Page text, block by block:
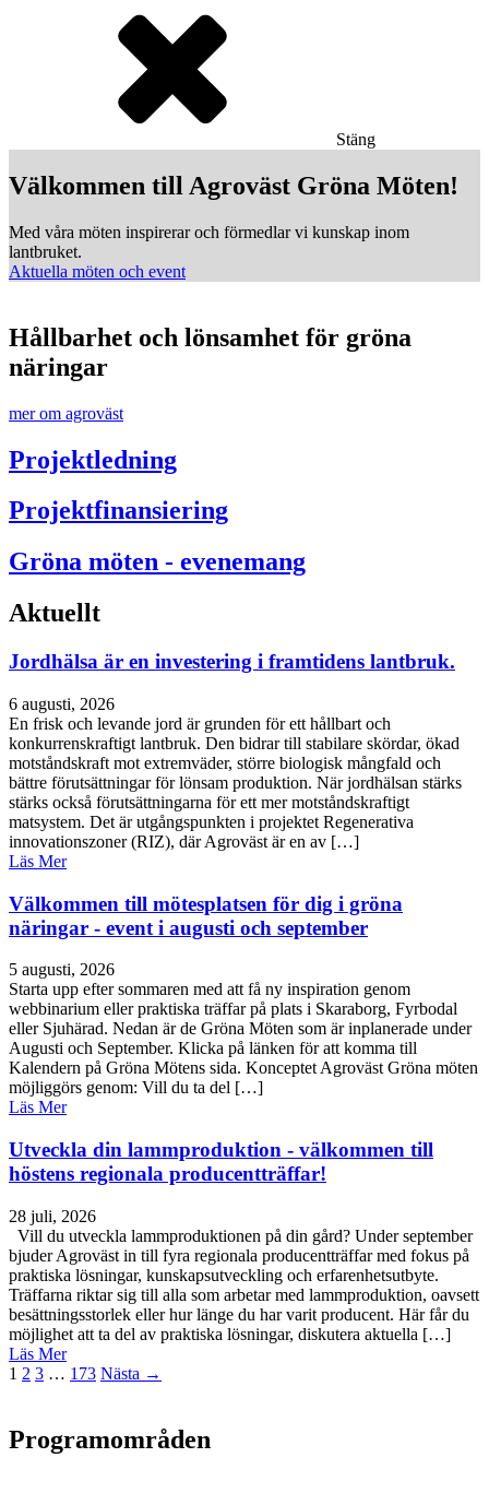
Stäng
Välkommen till Agroväst Gröna Möten!
Med våra möten inspirerar och förmedlar vi kunskap inom
lantbruket.
Aktuella möten och event
Hållbarhet och lönsamhet för gröna
näringar
mer om agroväst
Projektledning
Projektfinansiering
Gröna möten - evenemang
Aktuellt
Jordhälsa är en investering i framtidens lantbruk.
6 augusti, 2026
En frisk och levande jord är grunden för ett hållbart och
konkurrenskraftigt lantbruk. Den bidrar till stabilare skördar, ökad
motståndskraft mot extremväder, större biologisk mångfald och
bättre förutsättningar för lönsam produktion. När jordhälsan stärks
stärks också förutsättningarna för ett mer motståndskraftigt
matsystem. Det är utgångspunkten i projektet Regenerativa
innovationszoner (RIZ), där Agroväst är en av […]
Läs Mer
Välkommen till mötesplatsen för dig i gröna
näringar - event i augusti och september
5 augusti, 2026
Starta upp efter sommaren med att få ny inspiration genom
webbinarium eller praktiska träffar på plats i Skaraborg, Fyrbodal
eller Sjuhärad. Nedan är de Gröna Möten som är inplanerade under
Augusti och September. Klicka på länken för att komma till
Kalendern på Gröna Mötens sida. Konceptet Agroväst Gröna möten
möjliggörs genom: Vill du ta del […]
Läs Mer
Utveckla din lammproduktion - välkommen till
höstens regionala producentträffar!
28 juli, 2026
Vill du utveckla lammproduktionen på din gård? Under september
bjuder Agroväst in till fyra regionala producentträffar med fokus på
praktiska lösningar, kunskapsutveckling och erfarenhetsutbyte.
Träffarna riktar sig till alla som arbetar med lammproduktion, oavsett
besättningsstorlek eller hur länge du har varit producent. Här får du
möjlighet att ta del av praktiska lösningar, diskutera aktuella […]
Läs Mer
1 2 3 … 173 Nästa →
Programområden